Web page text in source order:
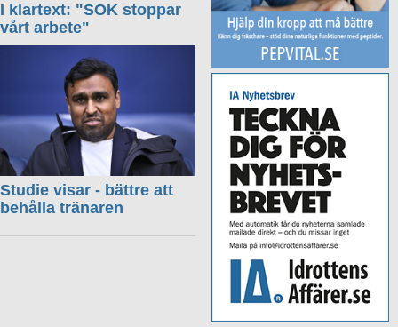
I klartext: "SOK stoppar
vårt arbete"
Studie visar - bättre att
behålla tränaren